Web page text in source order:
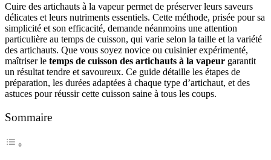
Cuire des artichauts à la vapeur permet de préserver leurs saveurs
délicates et leurs nutriments essentiels. Cette méthode, prisée pour sa
simplicité et son efficacité, demande néanmoins une attention
particulière au temps de cuisson, qui varie selon la taille et la variété
des artichauts. Que vous soyez novice ou cuisinier expérimenté,
maîtriser le temps de cuisson des artichauts à la vapeur garantit
un résultat tendre et savoureux. Ce guide détaille les étapes de
préparation, les durées adaptées à chaque type d’artichaut, et des
astuces pour réussir cette cuisson saine à tous les coups.
Sommaire